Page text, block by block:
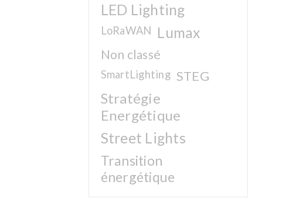
LED Lighting
LoRaWAN Lumax
Non classé
SmartLighting STEG
Stratégie
Energétique
Street Lights
Transition
énergétique